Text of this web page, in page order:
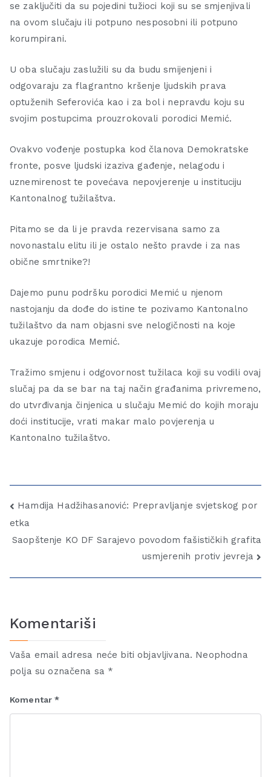
se zaključiti da su pojedini tužioci koji su se smjenjivali
na ovom slučaju ili potpuno nesposobni ili potpuno
korumpirani.
U oba slučaju zaslužili su da budu smijenjeni i
odgovaraju za flagrantno kršenje ljudskih prava
optuženih Seferovića kao i za bol i nepravdu koju su
svojim postupcima prouzrokovali porodici Memić.
Ovakvo vođenje postupka kod članova Demokratske
fronte, posve ljudski izaziva gađenje, nelagodu i
uznemirenost te povećava nepovjerenje u instituciju
Kantonalnog tužilaštva.
Pitamo se da li je pravda rezervisana samo za
novonastalu elitu ili je ostalo nešto pravde i za nas
obične smrtnike?!
Dajemo punu podršku porodici Memić u njenom
nastojanju da dođe do istine te pozivamo Kantonalno
tužilaštvo da nam objasni sve nelogičnosti na koje
ukazuje porodica Memić.
Tražimo smjenu i odgovornost tužilaca koji su vodili ovaj
slučaj pa da se bar na taj način građanima privremeno,
do utvrđivanja činjenica u slučaju Memić do kojih moraju
doći institucije, vrati makar malo povjerenja u
Kantonalno tužilaštvo.
Hamdija Hadžihasanović: Prepravljanje svjetskog por
etka
Saopštenje KO DF Sarajevo povodom fašističkih grafita
usmjerenih protiv jevreja
Komentariši
Vaša email adresa neće biti objavljivana. Neophodna
polja su označena sa *
Komentar*